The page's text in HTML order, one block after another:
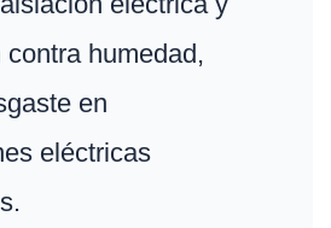
contra humedad,
en
eléctricas